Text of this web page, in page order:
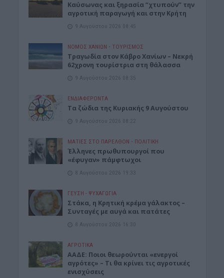
Καύσωνας και ξηρασία “χτυπούν” την
αγροτική παραγωγή και στην Κρήτη
9 Αυγούστου 2026 08:45
ΝΟΜΌΣ ΧΑΝΊΩΝ • ΤΟΥΡΙΣΜΟΣ
Τραγωδία στον Κάβρο Χανίων – Νεκρή
62χρονη τουρίστρια στη θάλασσα
9 Αυγούστου 2026 08:35
ΕΝΔΙΑΦΕΡΟΝΤΑ
Τα ζώδια της Κυριακής 9 Αυγούστου
9 Αυγούστου 2026 08:22
ΜΑΤΙΕΣ ΣΤΟ ΠΑΡΕΛΘΟΝ • ΠΟΛΙΤΙΚΗ
Έλληνες πρωθυπουργοί που
«έφυγαν» πάμφτωχοι
8 Αυγούστου 2026 19:33
ΓΕΎΣΗ - ΨΥΧΑΓΩΓΊΑ
Στάκα, η Κρητική κρέμα γάλακτος –
Συνταγές με αυγά και πατάτες
8 Αυγούστου 2026 16:30
ΑΓΡΟΤΙΚΑ
ΑΑΔΕ: Ποιοι θεωρούνται «ενεργοί
αγρότες» – Τι θα κρίνει τις αγροτικές
ενισχύσεις